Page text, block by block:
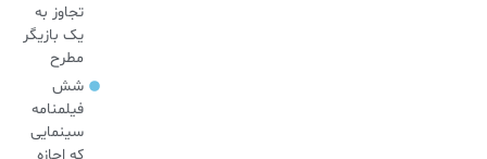
تجاوز به
یک بازیگر
مطرح
شش
فیلمنامه
سینمایی